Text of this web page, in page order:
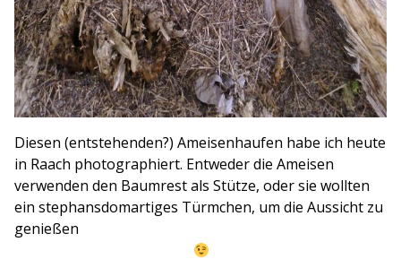
Diesen (entstehenden?) Ameisenhaufen habe ich heute
in Raach photographiert. Entweder die Ameisen
verwenden den Baumrest als Stütze, oder sie wollten
ein stephansdomartiges Türmchen, um die Aussicht zu
genießen